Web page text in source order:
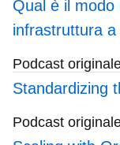
Qual è il
infrastruttura
Podcast
Standardizing
Podcast